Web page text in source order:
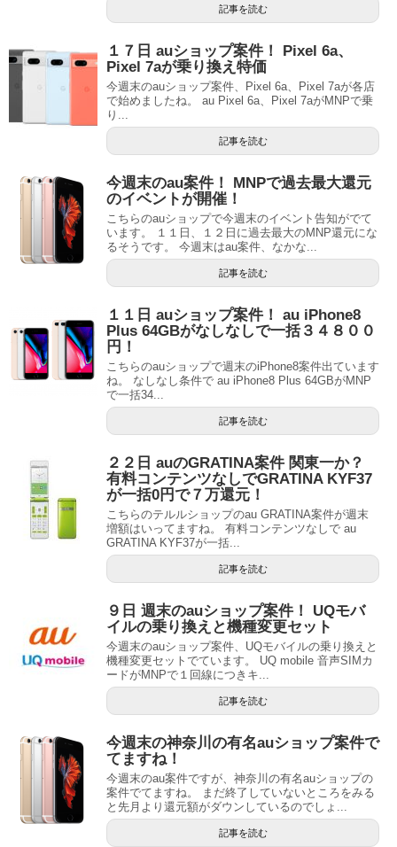
記事を読む
１７日 auショップ案件！ Pixel 6a、
Pixel 7aが乗り換え特価
今週末のauショップ案件、Pixel 6a、Pixel 7aが各店
で始めましたね。 au Pixel 6a、Pixel 7aがMNPで乗
り...
記事を読む
今週末のau案件！ MNPで過去最大還元
のイベントが開催！
こちらのauショップで今週末のイベント告知がでて
います。 １１日、１２日に過去最大のMNP還元にな
るそうです。 今週末はau案件、なかな...
記事を読む
１１日 auショップ案件！ au iPhone8
Plus 64GBがなしなしで一括３４８００
円！
こちらのauショップで週末のiPhone8案件出ています
ね。 なしなし条件で au iPhone8 Plus 64GBがMNP
で一括34...
記事を読む
２２日 auのGRATINA案件 関東一か？
有料コンテンツなしでGRATINA KYF37
が一括0円で７万還元！
こちらのテルルショップのau GRATINA案件が週末
増額はいってますね。 有料コンテンツなしで au
GRATINA KYF37が一括...
記事を読む
９日 週末のauショップ案件！ UQモバ
イルの乗り換えと機種変更セット
今週末のauショップ案件、UQモバイルの乗り換えと
機種変更セットでています。 UQ mobile 音声SIMカ
ードがMNPで１回線につきキ...
記事を読む
今週末の神奈川の有名auショップ案件で
てますね！
今週末のau案件ですが、神奈川の有名auショップの
案件でてますね。 まだ終了していないところをみる
と先月より還元額がダウンしているのでしょ...
記事を読む